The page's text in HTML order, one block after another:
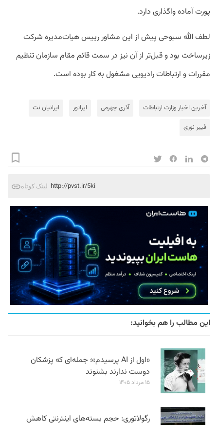
پورت آماده واگذاری دارد.
لطف الله سبوحی پیش از این مشاور رییس هیات‌مدیره شرکت
زیرساخت بود و قبل‌تر از آن نیز در سمت قائم مقام سازمان تنظیم
مقررات و ارتباطات رادیویی مشغول به کار بوده است.
آخرین اخبار وزارت ارتباطات آذری جهرمی اپراتور
ایرانیان نت
فیبر نوری
لینک کوتاه http://pvst.ir/5ki
این مطالب را هم بخوانید:
«اول از AI پرسیدم»؛ جمله‌ای که پزشکان
دوست ندارند بشنوند
۱۵ مرداد ۱۴۰۵
رگولاتوری: حجم بسته‌های اینترنتی کاهش